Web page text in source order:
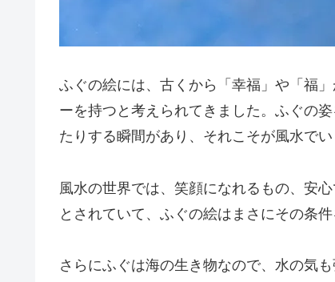
ふぐの絵には、古くから「幸福」や「福
ーを持つと考えられてきました。ふぐの
たりする瞬間があり、それこそが風水で
風水の世界では、笑顔になれるもの、安
とされていて、ふぐの絵はまさにその条
さらにふぐは海の生き物なので、水の気